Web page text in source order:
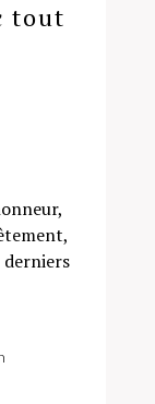
tout
derniers